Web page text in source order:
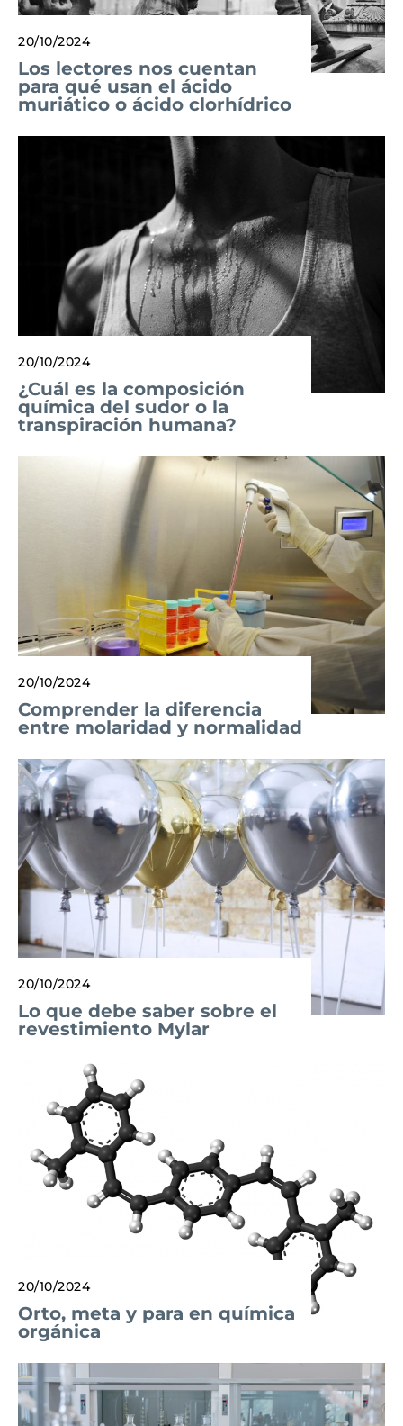
20/10/2024
Los lectores nos cuentan
para qué usan el ácido
muriático o ácido clorhídrico
20/10/2024
¿Cuál es la composición
química del sudor o la
transpiración humana?
20/10/2024
Comprender la diferencia
entre molaridad y normalidad
20/10/2024
Lo que debe saber sobre el
revestimiento Mylar
20/10/2024
Orto, meta y para en química
orgánica